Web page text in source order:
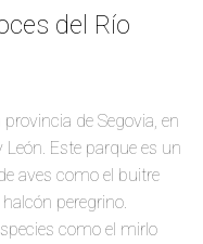
del Río
de Segovia, en
Este parque es un
aves como el buitre
peregrino.
como el mirlo